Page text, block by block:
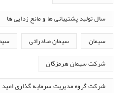
سال تولید پشتیبانی ها و مانع زدایی ها
سیمان سیمان صادراتی
شرکت سیمان هرمزگان
شرکت گروه مدیریت سرمایه گذاری امید